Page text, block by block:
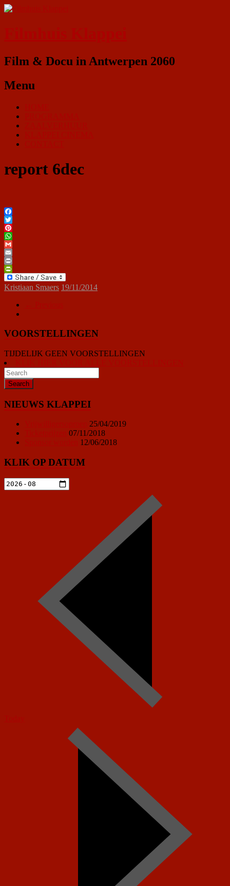
Film & Docu in Antwerpen 2060
Menu
report 6dec
Facebook
Twitter
Pinterest
WhatsApp
Gmail
Email
Print
PrintFriendly
Kristiaan Smaers 19/11/2014
VOORSTELLINGEN
TIJDELIJK GEEN VOORSTELLINGEN
NIEUWS KLAPPEI
25/04/2019
07/11/2018
12/06/2018
KLIK OP DATUM